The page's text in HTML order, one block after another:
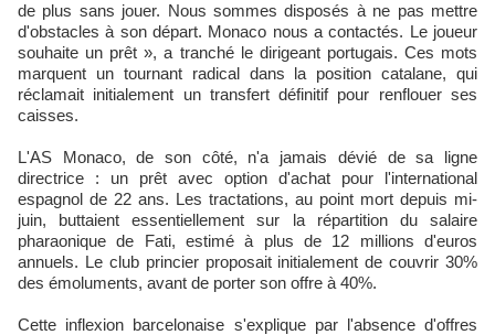
de plus sans jouer. Nous sommes disposés à ne pas mettre
d'obstacles à son départ. Monaco nous a contactés. Le joueur
souhaite un prêt », a tranché le dirigeant portugais. Ces mots
marquent un tournant radical dans la position catalane, qui
réclamait initialement un transfert définitif pour renflouer ses
caisses.
L'AS Monaco, de son côté, n'a jamais dévié de sa ligne
directrice : un prêt avec option d'achat pour l'international
espagnol de 22 ans. Les tractations, au point mort depuis mi-
juin, buttaient essentiellement sur la répartition du salaire
pharaonique de Fati, estimé à plus de 12 millions d'euros
annuels. Le club princier proposait initialement de couvrir 30%
des émoluments, avant de porter son offre à 40%.
Cette inflexion barcelonaise s'explique par l'absence d'offres